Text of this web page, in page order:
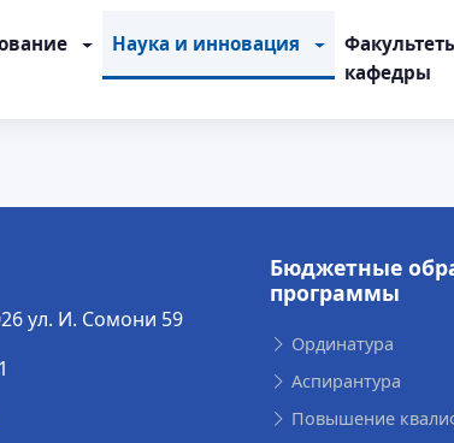
Наука и инновация
кафедры
ул. И. Сомони 59
Бюджетные
программы
Ординатура
Аспирантура
Повышение